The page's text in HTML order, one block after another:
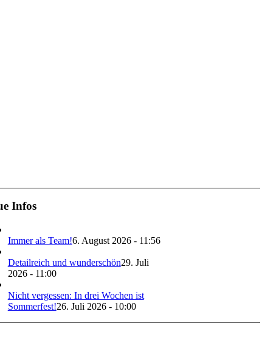
Infos
Immer als Team!6. August 2026 - 11:56
Detailreich und wunderschön29. Juli
2026 - 11:00
Nicht vergessen: In drei Wochen ist
Sommerfest!26. Juli 2026 - 10:00